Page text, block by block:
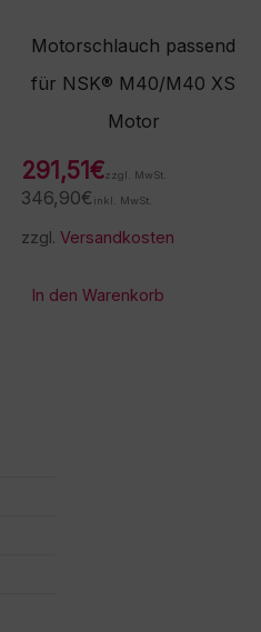
Motorschlauch passend
für NSK® M40/M40 XS
Motor
291,51€zzgl. MwSt.
346,90€ inkl. MwSt.
zzgl.Versandkosten
In den Warenkorb